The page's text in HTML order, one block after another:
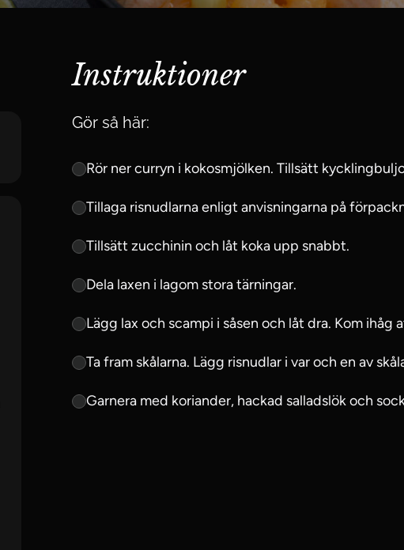
Instruktioner
Gör så här:
Rör ner curryn i kokosmjölken. Tillsätt
Tillaga risnudlarna enligt anvisningarna på
Tillsätt zucchinin och låt koka upp snabbt.
Dela laxen i lagom stora tärningar.
Lägg lax och scampi i såsen och låt dra. Kom ihåg
Ta fram skålarna. Lägg risnudlar i var och en av
Garnera med koriander, hackad salladslök och